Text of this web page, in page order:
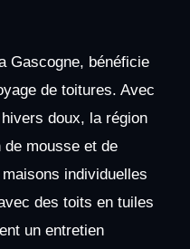
Gascogne, bénéficie
de toitures. Avec
doux, la région
mousse et de
individuelles
des toits en tuiles
un entretien